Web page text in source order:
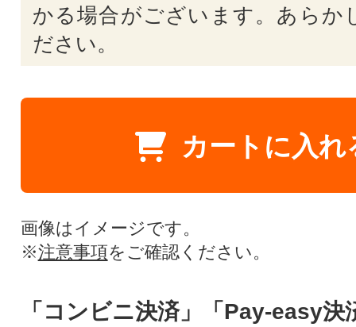
かる場合がございます。あらか
ださい。
カートに入れ
画像はイメージです。
※注意事項をご確認ください。
「コンビニ決済」「Pay-easy決